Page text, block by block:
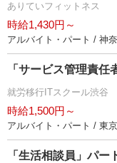
ありていフィットネス
時給1,430円～
アルバイト・パート / 神
「サービス管理責
就労移行ITスクール渋谷
時給1,500円～
アルバイト・パート / 東
「生活相談員」パ